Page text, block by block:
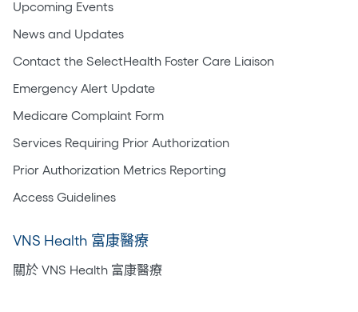
Upcoming Events
News and Updates
Contact the SelectHealth Foster Care Liaison
Emergency Alert Update
Medicare Complaint Form
Services Requiring Prior Authorization
Prior Authorization Metrics Reporting
Access Guidelines
VNS Health 富康醫療
關於 VNS Health 富康醫療